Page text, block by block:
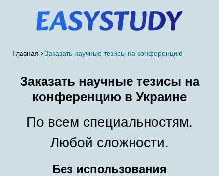
Заказать научные тезисы на
конференцию в Украине
По всем специальностям.
Любой сложности.
Без использования
Главная Заказать научные тезисы на конференцию